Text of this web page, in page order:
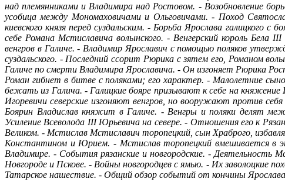
над племянниками и Владимира над Ростовом. - Возобновление
усобица между Мономаховичами и Ольговичами. - Поход
киевского князя перед суздальским. - Борьба Ярослава
себе Романа Мстиславича волынского. - Венгерский король Бела
венгров в Галиче. - Владимир Ярославич с помощью поляков
суздальского. - Последний ссорит Рюрика с зятем его, Романом
Галиче по смерти Владимира Ярославича. - Он изгоняет Рюрика
Роман гибнет в битве с поляками; его характер. - Малолетние
бежать из Галича. - Галицкие бояре призывают к себе на княжение
Игоревичи северские изгоняют венгров, но вооружают против
Боярин Владислав княжит в Галиче. - Венгры и поляки делят
Усиление Всеволода III Юрьевича на севере. - Отношения его к
Великом. - Мстислав Мстиславич торопецкий, сын Храброго,
Константином и Юрием. - Мстислав торопецкий вмешивается в
Владимире. - События рязанские и новгородские. -
Новгороде и Пскове. - Войны новгородцев с ямью. - Их заволоцкие
Татарское нашествие. - Общий обзор событий от кончины